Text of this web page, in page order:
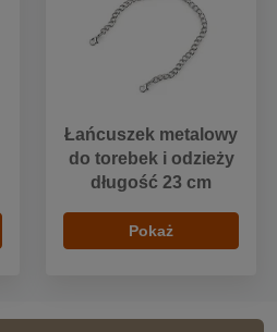
Łańcuszek metalowy
do torebek i odzieży
długość 23 cm
Pokaż